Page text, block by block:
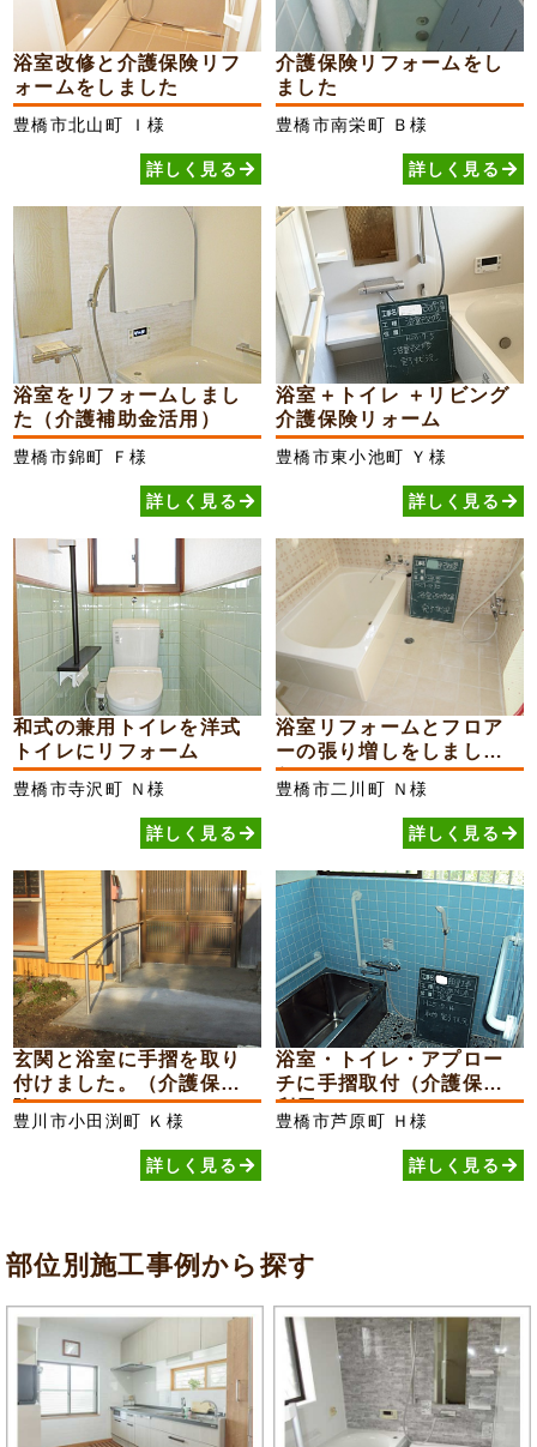
浴室改修と介護保険リフ
ォームをしました
豊橋市北山町 Ｉ様
詳しく見る
介護保険リフォームをし
ました
豊橋市南栄町 Ｂ様
詳しく見る
浴室をリフォームしまし
た（介護補助金活用）
豊橋市錦町 Ｆ様
詳しく見る
浴室＋トイレ ＋リビング
介護保険リォーム
豊橋市東小池町 Ｙ様
詳しく見る
和式の兼用トイレを洋式
トイレにリフォーム
豊橋市寺沢町 Ｎ様
詳しく見る
浴室リフォームとフロア
ーの張り増しをしまし
た。
豊橋市二川町 Ｎ様
詳しく見る
玄関と浴室に手摺を取り
付けました。（介護保
険）
豊川市小田渕町 Ｋ様
詳しく見る
浴室・トイレ・アプロー
チに手摺取付（介護保険
利用）
豊橋市芦原町 Ｈ様
詳しく見る
部位別施工事例から探す